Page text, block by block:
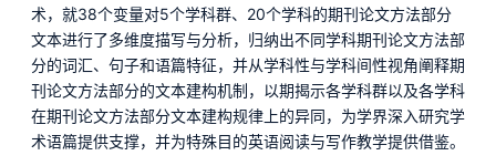
术，就38个变量对5个学科群、20个学科的期刊论文方法部分
文本进行了多维度描写与分析，归纳出不同学科期刊论文方法部
分的词汇、句子和语篇特征，并从学科性与学科间性视角阐释期
刊论文方法部分的文本建构机制，以期揭示各学科群以及各学科
在期刊论文方法部分文本建构规律上的异同，为学界深入研究学
术语篇提供支撑，并为特殊目的英语阅读与写作教学提供借鉴。